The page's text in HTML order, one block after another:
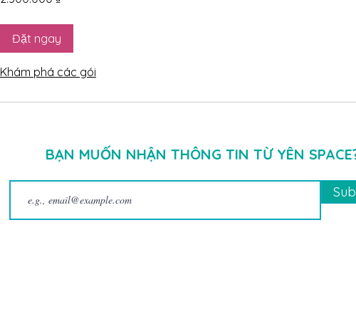
Đặt ngay
Khám phá các gói
BẠN MUỐN NHẬN THÔNG TIN TỪ YÊN